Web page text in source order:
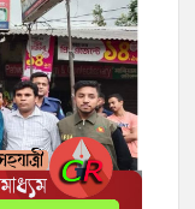
মরণোত্তর
সকল
মানুষের আমানতের